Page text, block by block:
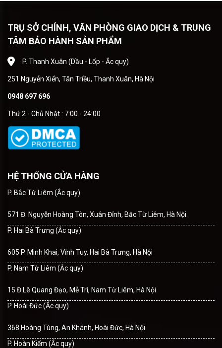
TRỤ SỞ CHÍNH, VĂN PHÒNG GIAO DỊCH & TRUNG
TÂM BẢO HÀNH SẢN PHẨM
P. Thanh Xuân (Dầu - Lốp - Ắc quy)
251 Nguyễn Xiển, Tân Triều, Thanh Xuân, Hà Nội
0948 697 696
Thứ 2 - Chủ Nhật : 7:00 - 24:00
HỆ THỐNG CỬA HÀNG
P. Bắc Từ Liêm (Ắc quy)
571 Đ. Nguyễn Hoàng Tôn, Xuân Đỉnh, Bắc Từ Liêm, Hà Nội.
P. Hai Bà Trưng (Ắc quy)
605 P. Minh Khai, Vĩnh Tuy, Hai Bà Trưng, Hà Nội
P. Nam Từ Liêm (Ắc quy)
15 Đ.Lê Quang Đạo, Mễ Trì, Nam Từ Liêm, Hà Nội
P. Hoài Đức (Ắc quy)
368 Hoàng Tùng, An Khánh, Hoài Đức, Hà Nội
P. Hoàn Kiếm (Ắc quy)